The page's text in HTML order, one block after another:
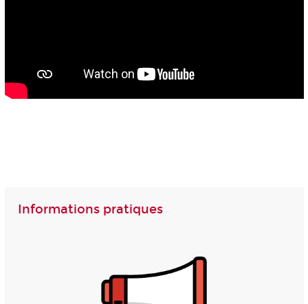
Informations pratiques